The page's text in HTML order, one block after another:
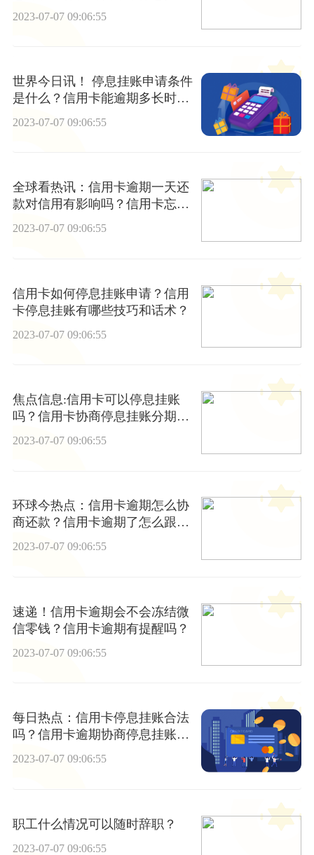
2023-07-07 09:06:55
世界今日讯！ 停息挂账申请条件
是什么？信用卡能逾期多长时间
2023-07-07 09:06:55
全球看热讯：信用卡逾期一天还
款对信用有影响吗？信用卡忘记
还款晚4天算逾期吗？
2023-07-07 09:06:55
信用卡如何停息挂账申请？信用
卡停息挂账有哪些技巧和话术？
2023-07-07 09:06:55
焦点信息:信用卡可以停息挂账
吗？信用卡协商停息挂账分期不
同意怎么办？
2023-07-07 09:06:55
环球今热点：信用卡逾期怎么协
商还款？信用卡逾期了怎么跟银
行协商停息挂账？
2023-07-07 09:06:55
速递！信用卡逾期会不会冻结微
信零钱？信用卡逾期有提醒吗？
2023-07-07 09:06:55
每日热点：信用卡停息挂账合法
吗？信用卡逾期协商停息挂账是
在什么特殊情况下？
2023-07-07 09:06:55
职工什么情况可以随时辞职？
2023-07-07 09:06:55